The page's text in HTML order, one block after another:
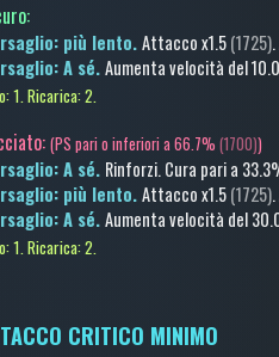
:
più lento.Attaccox1.5(1725).
A sé.Aumenta velocità del
1.Ricarica: 2.
(PS pari o inferiori a 66.7% (1700))
A sé. Rinforzi.Cura pari a
più lento.Attaccox1.5(1725).
A sé.Aumenta velocità del
1.Ricarica: 2.
CRITICO MINIMO